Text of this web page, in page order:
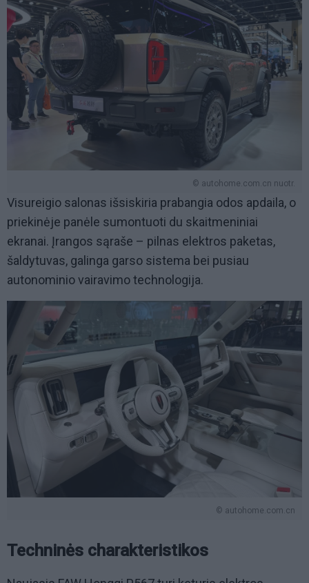
© autohome.com.cn nuotr.
Visureigio salonas išsiskiria prabangia odos apdaila, o
priekinėje panėle sumontuoti du skaitmeniniai
ekranai. Įrangos sąraše – pilnas elektros paketas,
šaldytuvas, galinga garso sistema bei pusiau
autonominio vairavimo technologija.
© autohome.com.cn
Techninės charakteristikos